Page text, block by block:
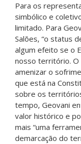
Para os
simbólico e
limitado. Para
Salões, “o status
algum efeito se o
nosso território. O
amenizar o
que está na
sobre os
tempo, Geovani
valor histórico e
mais “uma
demarcação do